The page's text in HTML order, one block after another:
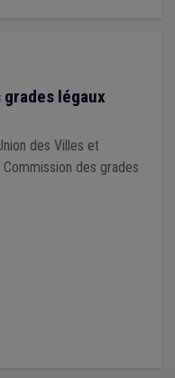
grades légaux
des Villes et
des grades